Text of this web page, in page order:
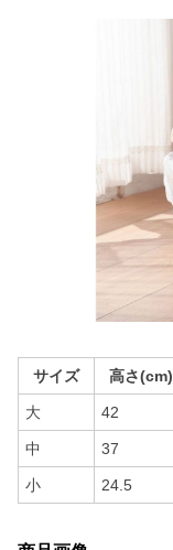
サイズ 高さ(cm)
大 42
中 37
小 24.5